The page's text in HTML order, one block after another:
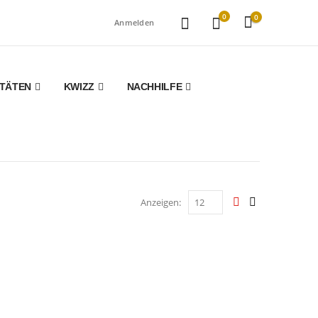
Anmelden
0 0
KWIZZ NACHHILFE
Anzeigen: